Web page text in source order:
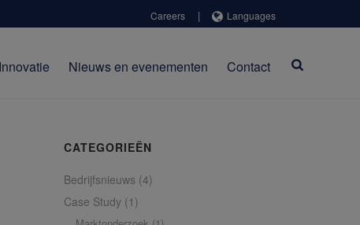
Careers | Languages
Innovatie Nieuws en evenementen Contact
CATEGORIEËN
Bedrijfsnieuws (4)
Case Study (1)